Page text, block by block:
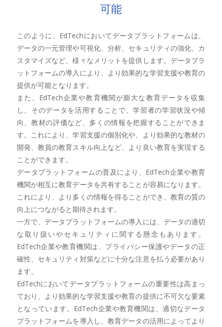
可能
このように、EdTechにおいてデータプラットフォームは、
データの一元管理や可視化、分析、セキュリティの強化、カ
スタマイズなど、様々なメリットを提供します。データプラ
ットフォームの導入により、より効果的な学習支援や教育の
提供が可能となります。
また、EdTech企業や教育機関が膨大な教育データを収集
し、そのデータを活用することで、学習者の学習状況や傾
向、教材の評価など、多くの情報を把握することができま
す。これにより、学習支援の個別化や、より効果的な教材の
開発、教員の教育スキル向上など、より良い教育を実現する
ことができます。
データプラットフォームの普及により、EdTech企業や教育
機関が相互に教育データを共有することが容易になります。
これにより、より多くの情報を得ることができ、教育の質の
向上につながると期待されます。
一方で、データプラットフォームの導入には、データの適切
な取り扱いやセキュリティに関する懸念もあります。
EdTech企業や教育機関は、プライバシー保護やデータの正
確性、セキュリティ対策などに十分な注意を払う必要があり
ます。
EdTechにおいてデータプラットフォームの重要性は高まっ
ており、より効果的な学習支援や教育の提供に不可欠な要素
となっています。EdTech企業や教育機関は、適切なデータ
プラットフォームを導入し、教育データの活用によってより